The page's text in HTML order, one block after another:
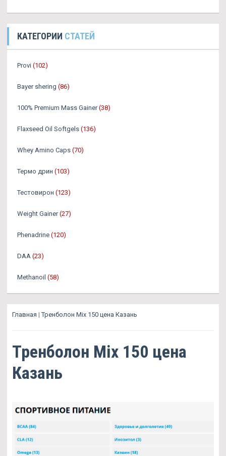
КАТЕГОРИИ СТАТЕЙ
Provi (102)
Bayer shering (86)
100% Premium Mass Gainer (38)
Flaxseed Oil Softgels (136)
Whey Amino Caps (70)
Термо дрин (103)
Тестовирон (123)
Weight Gainer (27)
Phenadrine (120)
DAA (23)
Methanoil (58)
Главная |Тренболон Mix 150 цена Казань
Тренболон Mix 150 цена
Казань